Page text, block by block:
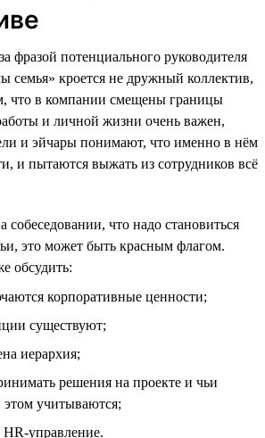
фразой потенциального руководителя
семья» кроется не дружный коллектив,
что в компании смещены границы
и личной жизни очень важен,
и эйчары понимают, что именно в нём
и пытаются выжать из сотрудников всё
что надо становиться
это может быть красным флагом.
обсудить:
корпоративные ценности;
существуют;
иерархия;
решения на проекте и чьи
учитываются;
HR-управление.